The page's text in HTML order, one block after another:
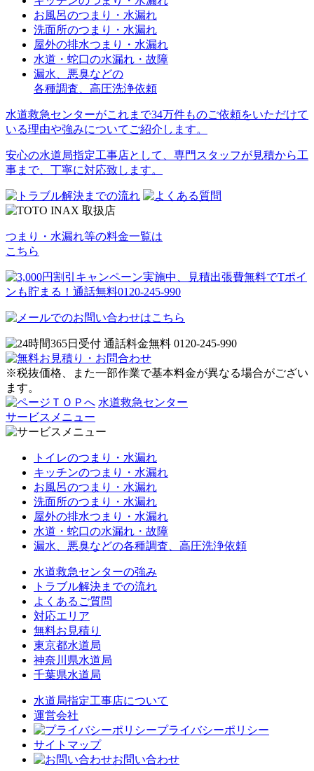
お風呂のつまり・水漏れ
洗面所のつまり・水漏れ
屋外の排水つまり・水漏れ
水道・蛇口の水漏れ・故障
漏水、悪臭などの
各種調査、高圧洗浄依頼
水道救急センターがこれまで34万件ものご依頼をいただけて
いる理由や強みについてご紹介します。
安心の水道局指定工事店として、専門スタッフが見積から工
事まで、丁寧に対応致します。
つまり・水漏れ等の料金一覧は
こちら
※税抜価格、また一部作業で基本料金が異なる場合がござい
ます。
水道救急センター
サービスメニュー
トイレのつまり・水漏れ
キッチンのつまり・水漏れ
お風呂のつまり・水漏れ
洗面所のつまり・水漏れ
屋外の排水つまり・水漏れ
水道・蛇口の水漏れ・故障
漏水、悪臭などの各種調査、高圧洗浄依頼
水道救急センターの強み
トラブル解決までの流れ
よくあるご質問
対応エリア
無料お見積り
東京都水道局
神奈川県水道局
千葉県水道局
水道局指定工事店について
運営会社
プライバシーポリシー
サイトマップ
お問い合わせ